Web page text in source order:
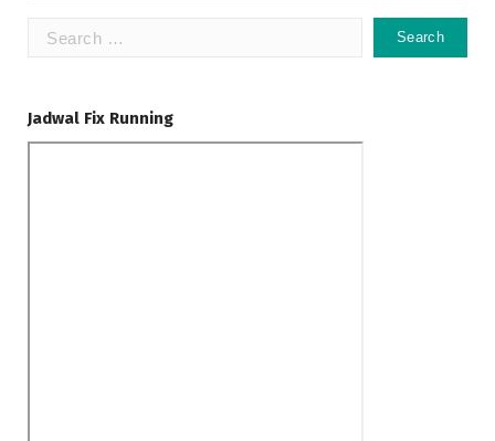
Search
Jadwal Fix Running